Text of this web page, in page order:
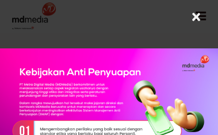
Consumer Insight
Ikhtisar Produk
×